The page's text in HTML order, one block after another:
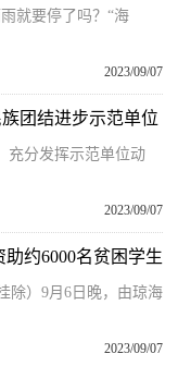
就要停了吗？“海
2023/09/07
团结进步示范单位
充分发挥示范单位动
2023/09/07
约6000名贫困学生
除）9月6日晚，由琼海
2023/09/07